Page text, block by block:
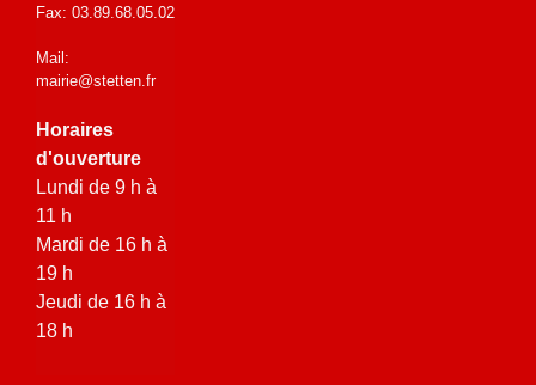
Fax: 03.89.68.05.02
Mail:
mairie@stetten.fr
Horaires
d'ouverture
Lundi de 9 h à
11 h
Mardi de 16 h à
19 h
Jeudi de 16 h à
18 h